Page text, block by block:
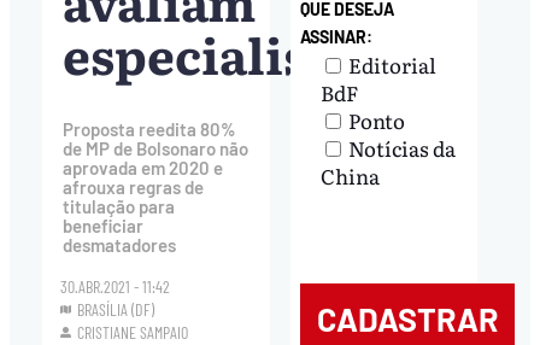
especialistas
Proposta reedita 80%
de MP de Bolsonaro não
aprovada em 2020 e
afrouxa regras de
titulação para
beneficiar
desmatadores
30.ABR.2021 - 11:42
BRASÍLIA (DF)
CRISTIANE SAMPAIO
QUE DESEJA
ASSINAR:
Editorial
BdF
Ponto
Notícias da
China